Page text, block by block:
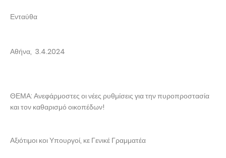
Ενταύθα
Αθήνα, 3.4.2024
ΘΕΜΑ: Ανεφάρμοστες οι νέες ρυθμίσεις για την πυροπροστασία
και τον καθαρισμό οικοπέδων!
Αξιότιμοι κοι Υπουργοί, κε Γενικέ Γραμματέα